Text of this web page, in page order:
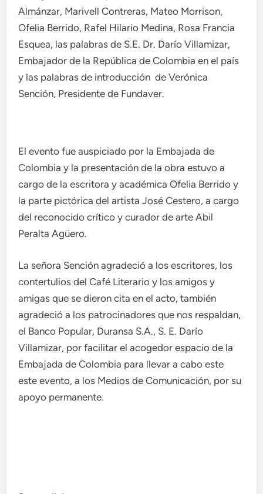
Almánzar, Marivell Contreras, Mateo Morrison,
Ofelia Berrido, Rafel Hilario Medina, Rosa Francia
Esquea, las palabras de S.E. Dr. Darío Villamizar,
Embajador de la República de Colombia en el país
y las palabras de introducción de Verónica
Sención, Presidente de Fundaver.
El evento fue auspiciado por la Embajada de
Colombia y la presentación de la obra estuvo a
cargo de la escritora y académica Ofelia Berrido y
la parte pictórica del artista José Cestero, a cargo
del reconocido crítico y curador de arte Abil
Peralta Agüero.
La señora Sención agradeció a los escritores, los
contertulios del Café Literario y los amigos y
amigas que se dieron cita en el acto, también
agradeció a los patrocinadores que nos respaldan,
el Banco Popular, Duransa S.A., S. E. Darío
Villamizar, por facilitar el acogedor espacio de la
Embajada de Colombia para llevar a cabo este
este evento, a los Medios de Comunicación, por su
apoyo permanente.